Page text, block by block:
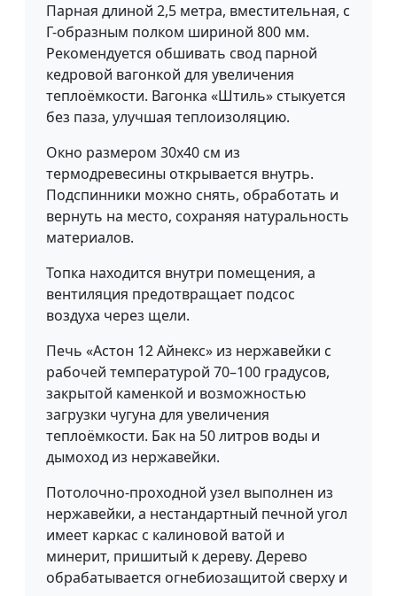
Парная длиной 2,5 метра, вместительная, с
Г-образным полком шириной 800 мм.
Рекомендуется обшивать свод парной
кедровой вагонкой для увеличения
теплоёмкости. Вагонка «Штиль» стыкуется
без паза, улучшая теплоизоляцию.
Окно размером 30x40 см из
термодревесины открывается внутрь.
Подспинники можно снять, обработать и
вернуть на место, сохраняя натуральность
материалов.
Топка находится внутри помещения, а
вентиляция предотвращает подсос
воздуха через щели.
Печь «Астон 12 Айнекс» из нержавейки с
рабочей температурой 70–100 градусов,
закрытой каменкой и возможностью
загрузки чугуна для увеличения
теплоёмкости. Бак на 50 литров воды и
дымоход из нержавейки.
Потолочно-проходной узел выполнен из
нержавейки, а нестандартный печной угол
имеет каркас с калиновой ватой и
минерит, пришитый к дереву. Дерево
обрабатывается огнебиозащитой сверху и